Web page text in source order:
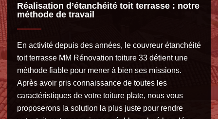
Réalisation d’étanchéité toit terrasse : notre
méthode de travail
En activité depuis des années, le couvreur étanchéité
toit terrasse MM Rénovation toiture 33 détient une
méthode fiable pour mener à bien ses missions.
Après avoir pris connaissance de toutes les
caractéristiques de votre toiture plate, nous vous
proposerons la solution la plus juste pour rendre